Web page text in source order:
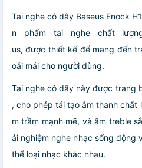
Tai nghe có dây Baseus Enock
n phẩm tai nghe chất
us, được thiết kế để mang đến
oải mái cho người dùng.
Tai nghe có dây này được trang
, cho phép tái tạo âm thanh chất
m trầm mạnh mẽ, và âm treble
ải nghiệm nghe nhạc sống động
thể loại nhạc khác nhau.